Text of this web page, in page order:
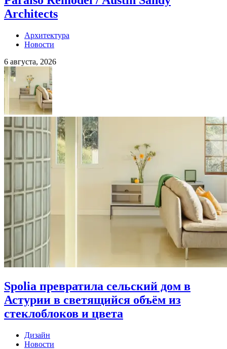
Architects
Архитектура
Новости
6 августа, 2026
Spolia превратила сельский дом в
Астурии в светящийся объём из
стеклоблоков и цвета
Дизайн
Новости